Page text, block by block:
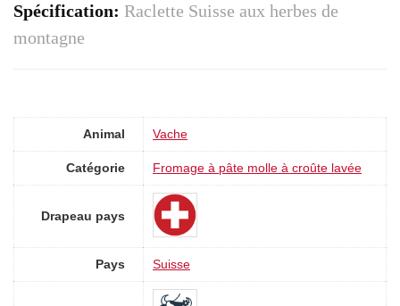
Spécification: Raclette Suisse aux herbes de
montagne
Animal Vache
Catégorie Fromage à pâte molle à croûte lavée
Drapeau pays
Pays Suisse